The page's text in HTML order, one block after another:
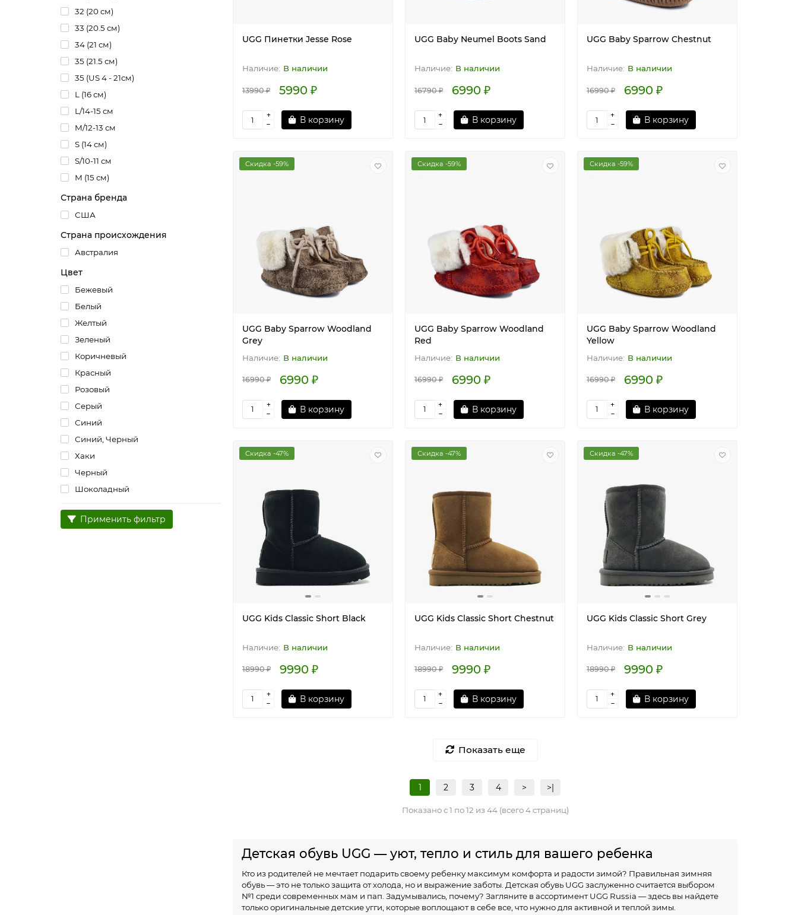
32 (20 см)
33 (20.5 см)
34 (21 см)
35 (21.5 см)
35 (US 4 - 21см)
L (16 см)
L/14-15 см
M/12-13 см
S (14 см)
S/10-11 см
М (15 см)
Страна бренда
США
Страна происхождения
Австралия
Цвет
Бежевый
Белый
Желтый
Зеленый
Коричневый
Красный
Розовый
Серый
Синий
Синий, Черный
Хаки
Черный
Шоколадный
Применить фильтр
UGG Пинетки Jesse Rose
В наличии
13990 ₽ 5990 ₽
В корзину
UGG Baby Neumel Boots Sand
В наличии
16790 ₽ 6990 ₽
В корзину
UGG Baby Sparrow Chestnut
В наличии
16990 ₽ 6990 ₽
В корзину
Скидка -59%
UGG Baby Sparrow Woodland
Grey
В наличии
16990 ₽ 6990 ₽
В корзину
Скидка -59%
UGG Baby Sparrow Woodland
Red
В наличии
16990 ₽ 6990 ₽
В корзину
Скидка -59%
UGG Baby Sparrow Woodland
Yellow
В наличии
16990 ₽ 6990 ₽
В корзину
Скидка -47%
UGG Kids Classic Short Black
В наличии
18990 ₽ 9990 ₽
В корзину
Скидка -47%
UGG Kids Classic Short Chestnut
В наличии
18990 ₽ 9990 ₽
В корзину
Скидка -47%
UGG Kids Classic Short Grey
В наличии
18990 ₽ 9990 ₽
В корзину
Показать еще
1 2 3 4 > >|
Показано с 1 по 12 из 44 (всего 4 страниц)
Детская обувь UGG — уют, тепло и стиль для вашего ребенка
Кто из родителей не мечтает подарить своему ребенку максимум комфорта и радости зимой? Правильная зимняя
обувь — это не только защита от холода, но и выражение заботы. Детская обувь UGG заслуженно считается выбором
№1 среди современных мам и пап. Задумывались, почему? Загляните в ассортимент UGG Russia — здесь вы найдете
только оригинальные детские угги, которые воплощают в себе все, что нужно для активной и теплой зимы.